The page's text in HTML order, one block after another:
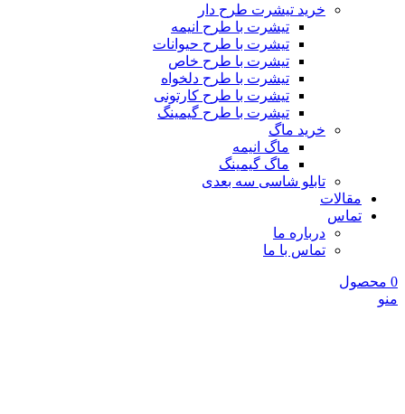
خرید تیشرت طرح دار
تیشرت با طرح انیمه
تیشرت با طرح حیوانات
تیشرت با طرح خاص
تیشرت با طرح دلخواه
تیشرت با طرح کارتونی
تیشرت با طرح گیمینگ
خرید ماگ
ماگ انیمه
ماگ گیمینگ
تابلو شاسی سه بعدی
مقالات
تماس
درباره ما
تماس با ما
0 محصول
منو